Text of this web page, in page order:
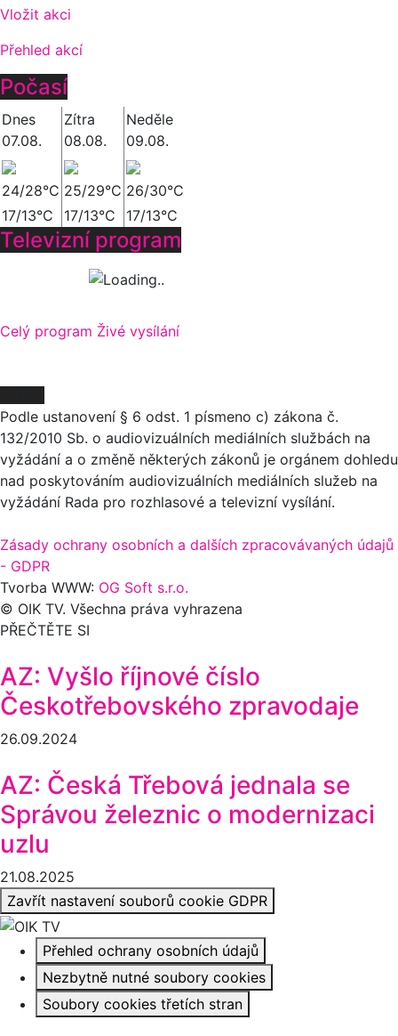
Vložit akci
Přehled akcí
Počasí
Dnes
07.08.
Zítra
08.08.
Neděle
09.08.
24/28°C 25/29°C 26/30°C
17/13°C
17/13°C 17/13°C
Televizní program
Celý program Živé vysílání
Podle ustanovení § 6 odst. 1 písmeno c) zákona č.
132/2010 Sb. o audiovizuálních mediálních službách na
vyžádání a o změně některých zákonů je orgánem dohledu
nad poskytováním audiovizuálních mediálních služeb na
vyžádání Rada pro rozhlasové a televizní vysílání.
Zásady ochrany osobních a dalších zpracovávaných údajů
- GDPR
Tvorba WWW: OG Soft s.r.o.
© OIK TV. Všechna práva vyhrazena
PŘEČTĚTE SI
AZ: Vyšlo říjnové číslo
Českotřebovského zpravodaje
26.09.2024
AZ: Česká Třebová jednala se
Správou železnic o modernizaci
uzlu
21.08.2025
Zavřít nastavení souborů cookie GDPR
Přehled ochrany osobních údajů
Nezbytně nutné soubory cookies
Soubory cookies třetích stran